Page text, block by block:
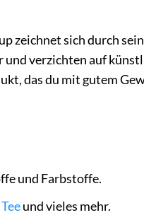
zeichnet sich durch
verzichten auf
das du mit gutem
und Farbstoffe.
Teeund vieles mehr.